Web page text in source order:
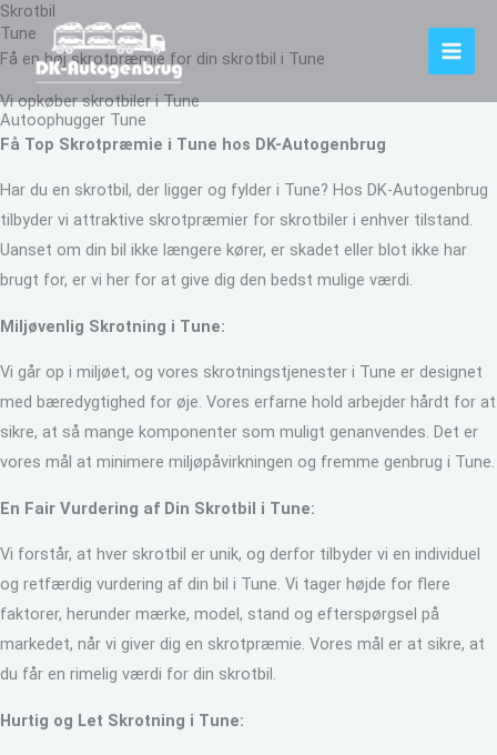
Gå
til
indholdet
Skrotbil
Tune
Få en høj skrotpræmie for din skrotbil i Tune
Vi opkøber skrotbiler i Tune
Autoophugger Tune
Få Top Skrotpræmie i Tune hos DK-Autogenbrug
Har du en skrotbil, der ligger og fylder i Tune? Hos DK-Autogenbrug
tilbyder vi attraktive skrotpræmier for skrotbiler i enhver tilstand.
Uanset om din bil ikke længere kører, er skadet eller blot ikke har
brugt for, er vi her for at give dig den bedst mulige værdi.
Miljøvenlig Skrotning i Tune:
Vi går op i miljøet, og vores skrotningstjenester i Tune er designet
med bæredygtighed for øje. Vores erfarne hold arbejder hårdt for at
sikre, at så mange komponenter som muligt genanvendes. Det er
vores mål at minimere miljøpåvirkningen og fremme genbrug i Tune.
En Fair Vurdering af Din Skrotbil i Tune:
Vi forstår, at hver skrotbil er unik, og derfor tilbyder vi en individuel
og retfærdig vurdering af din bil i Tune. Vi tager højde for flere
faktorer, herunder mærke, model, stand og efterspørgsel på
markedet, når vi giver dig en skrotpræmie. Vores mål er at sikre, at
du får en rimelig værdi for din skrotbil.
Hurtig og Let Skrotning i Tune: